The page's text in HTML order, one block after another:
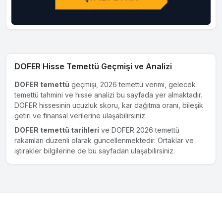
DOFER Hisse Temettü Geçmişi ve Analizi
DOFER temettü geçmişi, 2026 temettü verimi, gelecek
temettü tahmini ve hisse analizi bu sayfada yer almaktadır.
DOFER hissesinin ucuzluk skoru, kar dağıtma oranı, bileşik
getiri ve finansal verilerine ulaşabilirsiniz.
DOFER temettü tarihleri ve DOFER 2026 temettü
rakamları düzenli olarak güncellenmektedir. Ortaklar ve
iştirakler bilgilerine de bu sayfadan ulaşabilirsiniz.